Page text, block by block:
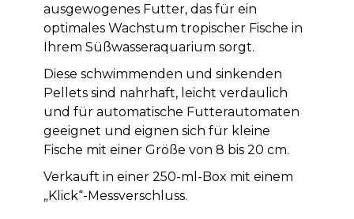
ausgewogenes Futter, das für ein
optimales Wachstum tropischer Fische in
Ihrem Süßwasseraquarium sorgt.
Diese schwimmenden und sinkenden
Pellets sind nahrhaft, leicht verdaulich
und für automatische Futterautomaten
geeignet und eignen sich für kleine
Fische mit einer Größe von 8 bis 20 cm.
Verkauft in einer 250-ml-Box mit einem
„Klick“-Messverschluss.